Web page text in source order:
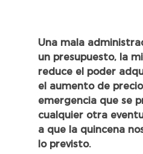
Una mala
un presupuesto, la
reduce el poder
el aumento de
emergencia que se
cualquier otra
a que la quincena
lo previsto.